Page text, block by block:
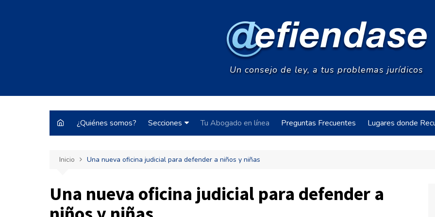
Un consejo de ley, a tus problemas jurídicos
¿Quiénes somos? Secciones
Historias de Burrocracia
ARBA
Pateando Tribunales
Tu Abogado en línea Preguntas Frecuentes Lugares donde
Inicio Una nueva oficina judicial para defender a niños y niñas
Una nueva oficina judicial para defender a